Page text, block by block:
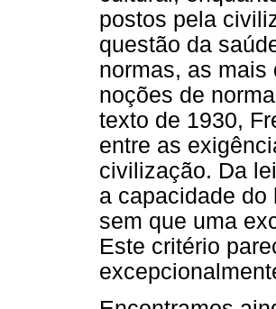
postos pela
questão da
normas, as
noções de
texto de 1930,
entre as
civilização. Da
a capacidade do
sem que uma
Este critério